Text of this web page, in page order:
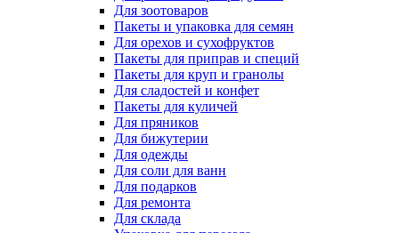
Для зоотоваров
Пакеты и упаковка для семян
Для орехов и сухофруктов
Пакеты для приправ и специй
Пакеты для круп и гранолы
Для сладостей и конфет
Пакеты для куличей
Для пряников
Для бижутерии
Для одежды
Для соли для ванн
Для подарков
Для ремонта
Для склада